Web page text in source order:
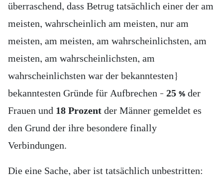
überraschend, dass Betrug tatsächlich einer der am
meisten, wahrscheinlich am meisten, nur am
meisten, am meisten, am wahrscheinlichsten, am
meisten, am wahrscheinlichsten, am
wahrscheinlichsten war der bekanntesten}
bekanntesten Gründe für Aufbrechen – 25 % der
Frauen und 18 Prozent der Männer gemeldet es
den Grund der ihre besondere finally
Verbindungen.
Die eine Sache, aber ist tatsächlich unbestritten: